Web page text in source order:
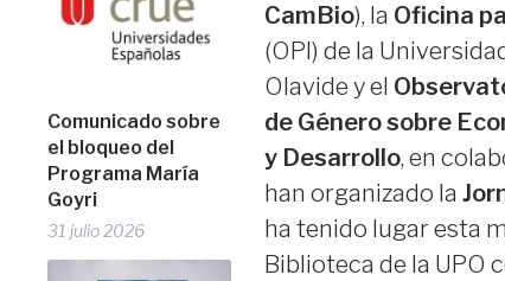
Comunicado sobre
el bloqueo del
Programa María
Goyri
31 julio 2026
CamBio), la Oficina
(OPI) de la
Olavide y el
de Género sobre
y Desarrollo, en
han organizado la
ha tenido lugar esta
Biblioteca de la UPO